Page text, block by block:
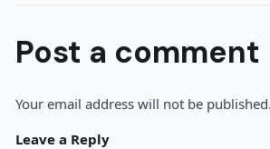
Post a comment
Your email address will not be published.
Leave a Reply